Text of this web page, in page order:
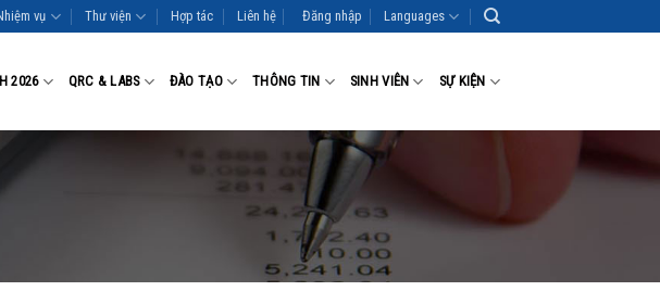
vụ Thư viện Hợp tác Liên hệ Đăng nhập Languages
2026 QRC & LABS ĐÀO TẠO THÔNG TIN SINH VIÊN SỰ KIỆN